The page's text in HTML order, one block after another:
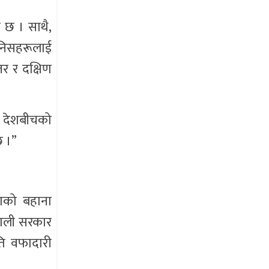
छ । साथै,
र दक्षिण
देशबीचको
बहाना
सरकार
वफादारी